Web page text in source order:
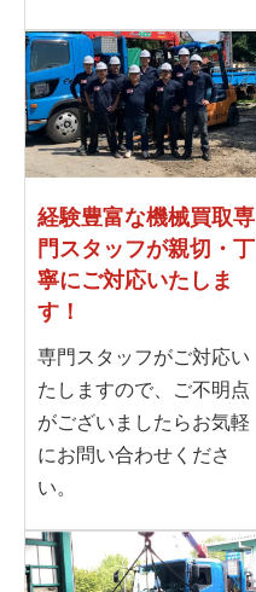
経験豊富な機械買取専
門スタッフが親切・丁
寧にご対応いたしま
す！
専門スタッフがご対応い
たしますので、ご不明点
がございましたらお気軽
にお問い合わせくださ
い。